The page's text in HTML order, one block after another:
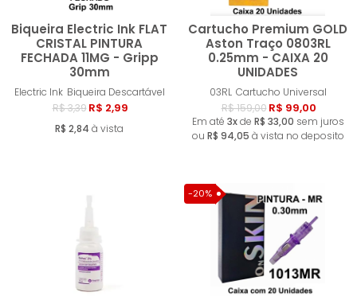
Biqueira Electric Ink FLAT
CRISTAL PINTURA
FECHADA 11MG - Gripp
30mm
Electric Ink Biqueira Descartável
R$ 3,39 R$ 2,99
R$ 2,84 à vista
Comprar
Cartucho Premium GOLD
Aston Traço 0803RL
0.25mm - CAIXA 20
UNIDADES
03RL Cartucho Universal
R$ 159,00 R$ 99,00
Em até 3xde R$ 33,00 sem juros
ou R$ 94,05 à vista no deposito
-20%